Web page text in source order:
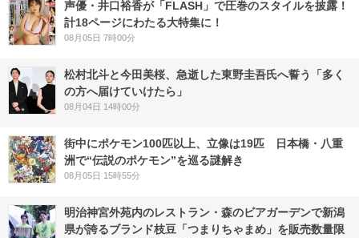
声優・井口裕香が「FLASH」で圧巻のスタイルを披露！
計18ページにわたる大特集に！
08月05日 7時00分
松村北斗と今田美桜、急逝した東野圭吾氏へ誓う「多く
の方へ届けていけたら」
08月04日 14時00分
街中にポケモン100匹以上、立像は19匹 日本橋・八重
洲で“伝説のポケモン”を巡る謎解き
08月05日 15時55分
明治神宮外苑内のレストラン・森のビアガーデンで新潟
県が誇るブランド枝豆「つまりちゃまめ」を販売数量限